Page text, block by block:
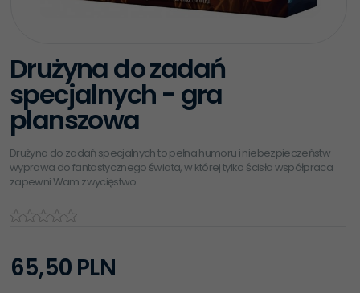
Drużyna do zadań
specjalnych - gra
planszowa
Drużyna do zadań specjalnych to pełna humoru i niebezpieczeństw
wyprawa do fantastycznego świata, w której tylko ścisła współpraca
zapewni Wam zwycięstwo.
65,50 PLN